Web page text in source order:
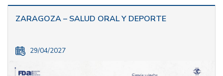
ZARAGOZA – SALUD ORAL Y DEPORTE
29/04/2027